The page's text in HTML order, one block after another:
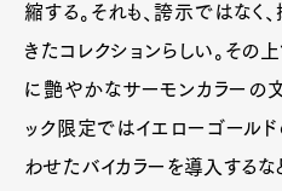
縮する。それも、誇示ではなく
きたコレクションらしい。その
に艶やかなサーモンカラーの
ック限定ではイエローゴール
わせたバイカラーを導入するな